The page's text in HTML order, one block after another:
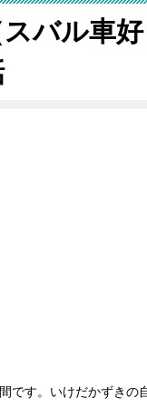
バル車
です。いけだかずきの